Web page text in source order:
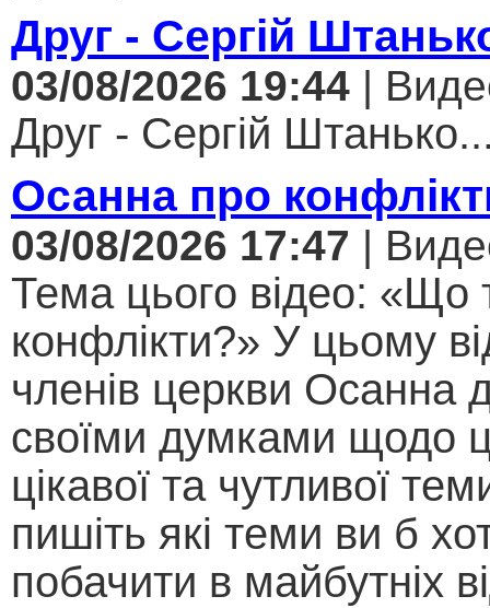
Друг - Сергій
03/08/2026 19:44 |
Друг - Сергій
Осанна про
03/08/2026 17:47 |
Тема цього відео: «Що
конфлікти?» У цьому
членів церкви Осанна
своїми думками щодо
цікавої та чутливої
пишіть які теми ви б
побачити в майбутніх